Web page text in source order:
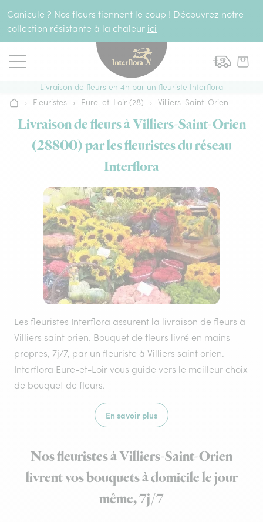
Canicule ? Nos fleurs tiennent le coup ! Découvrez notre
collection résistante à la chaleur ici
Livraison de fleurs en 4h par un fleuriste Interflora
Accueil
› Fleuristes › Eure-et-Loir (28) › Villiers-Saint-Orien
Livraison de fleurs à Villiers-Saint-Orien
(28800) par les fleuristes du réseau
Interflora
Les fleuristes Interflora assurent la livraison de fleurs à
Villiers saint orien. Bouquet de fleurs livré en mains
propres, 7j/7, par un fleuriste à Villiers saint orien.
Interflora Eure-et-Loir vous guide vers le meilleur choix
de bouquet de fleurs.
En savoir plus
Nos fleuristes à Villiers-Saint-Orien
livrent vos bouquets à domicile le jour
même, 7j/7